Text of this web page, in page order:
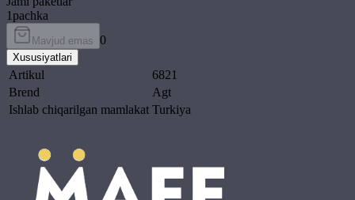
1pachka
Mavjud emas 0
Xususiyatlari
Artikul
6821
Brend
Agt
Ishlab chiqarilgan mamlakat Turkiya